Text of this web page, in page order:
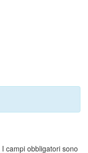
I campi obbligatori sono